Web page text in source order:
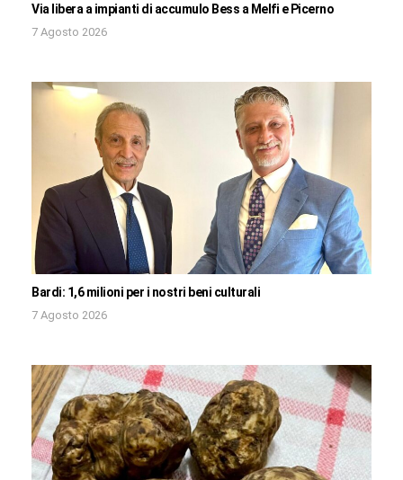
Via libera a impianti di accumulo Bess a Melfi e Picerno
7 Agosto 2026
Bardi: 1,6 milioni per i nostri beni culturali
7 Agosto 2026